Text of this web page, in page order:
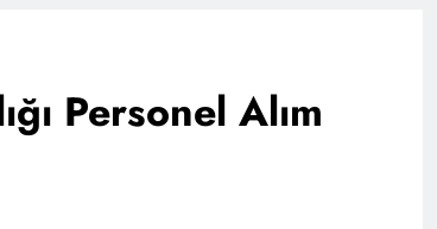
Personel Alım